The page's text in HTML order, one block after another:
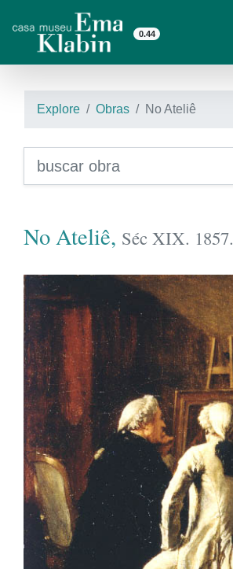
0.44
Explore Obras No Ateliê
No Ateliê, Séc XIX. 1857.